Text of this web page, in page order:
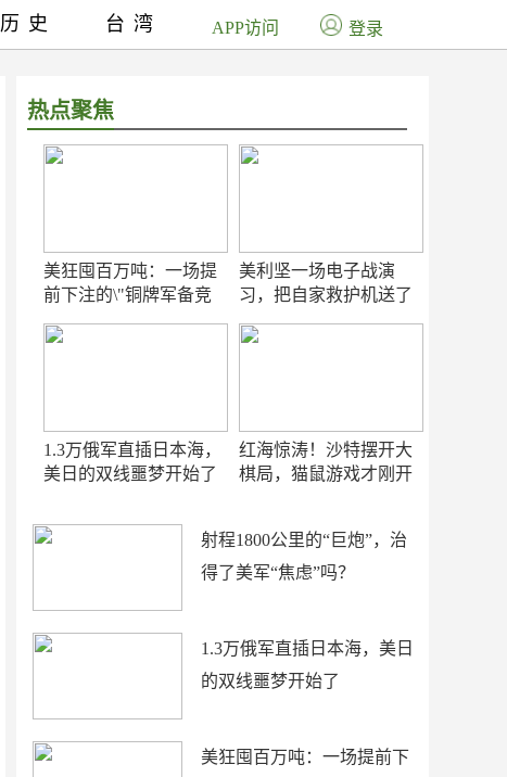
热点聚焦
美狂囤百万吨：一场提
前下注的\"铜牌军备竞
美利坚一场电子战演
习，把自家救护机送了
1.3万俄军直插日本海，
美日的双线噩梦开始了
红海惊涛！沙特摆开大
棋局，猫鼠游戏才刚开
射程1800公里的“巨炮”，治
得了美军“焦虑”吗？
1.3万俄军直插日本海，美日
的双线噩梦开始了
美狂囤百万吨：一场提前下
历史 台湾 APP访问 登录